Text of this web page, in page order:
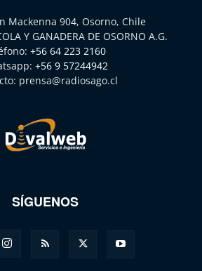
Mackenna 904, Osorno, Chile
Y GANADERA DE OSORNO A.G.
+56 64 223 2160
+56 9 57244942
prensa@radiosago.cl
SÍGUENOS